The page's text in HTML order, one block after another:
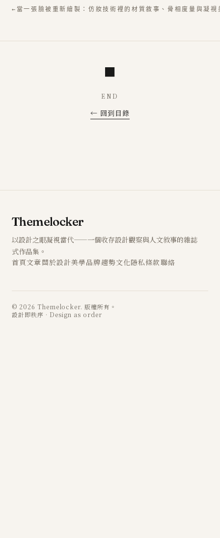
← 當一張臉被重新繪製：仿妝技術裡的材質敘事、骨相度量與凝視
END
← 回到目錄
Themelocker
以設計之眼凝視當代——一個收存設計觀察與人文敘事的雜誌
式作品集。
首頁文章關於設計美學品牌趨勢文化隱私條款聯絡
© 2026 Themelocker. 版權所有。
設計即秩序 · Design as order